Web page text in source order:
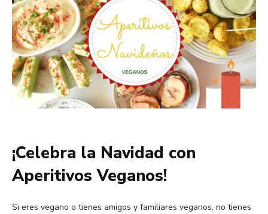
¡Celebra la Navidad con
Aperitivos Veganos!
Si eres vegano o tienes amigos y familiares veganos, no tienes